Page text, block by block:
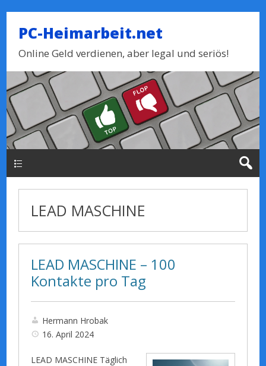
PC-Heimarbeit.net
Online Geld verdienen, aber legal und seriös!
LEAD MASCHINE
LEAD MASCHINE – 100
Kontakte pro Tag
Hermann Hrobak
16. April 2024
LEAD MASCHINE Täglich